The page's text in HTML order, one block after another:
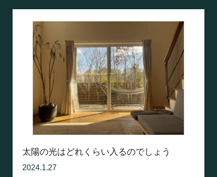
太陽の光はどれくらい入るのでしょう
2024.1.27